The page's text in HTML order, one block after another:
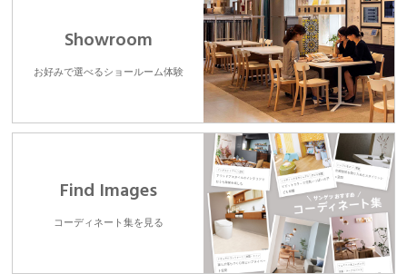
Showroom
お好みで選べるショールーム体験
Find Images
コーディネート集を見る